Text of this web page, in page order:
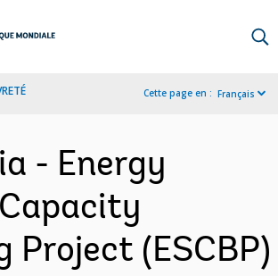
Cette page en : Français
- Energy
Project (ESCBP)